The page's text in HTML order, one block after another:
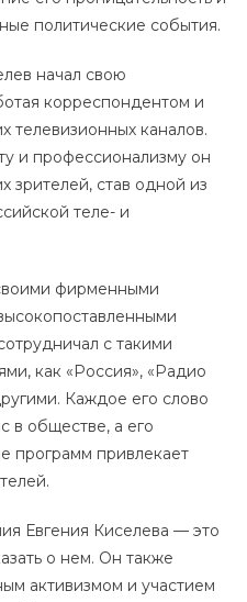
политические события.
начал свою
корреспондентом и
телевизионных каналов.
и профессионализму он
зрителей, став одной из
теле- и
фирменными
с такими
как «Россия», «Радио
Каждое его слово
в обществе, а его
программ привлекает
Евгения Киселева — это
о нем. Он также
активизмом и участием